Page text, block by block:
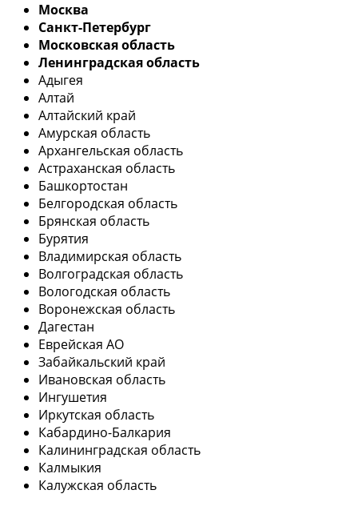
Москва
Санкт-Петербург
Московская область
Ленинградская область
Адыгея
Алтай
Алтайский край
Амурская область
Архангельская область
Астраханская область
Башкортостан
Белгородская область
Брянская область
Бурятия
Владимирская область
Волгоградская область
Вологодская область
Воронежская область
Дагестан
Еврейская АО
Забайкальский край
Ивановская область
Ингушетия
Иркутская область
Кабардино-Балкария
Калининградская область
Калмыкия
Калужская область